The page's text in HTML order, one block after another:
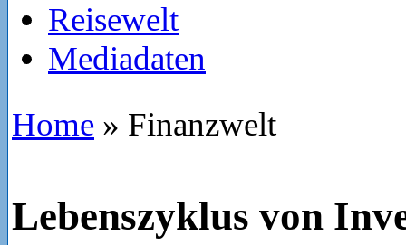
Reisewelt
Mediadaten
Home » Finanzwelt
Lebenszyklus von